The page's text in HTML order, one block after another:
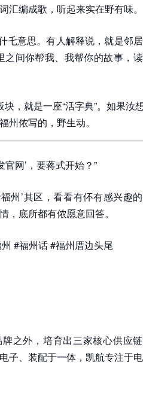
编成歌，听起来实在野有味。
乇意思。有人解释说，就是邻
间你帮我、我帮你的故事，
，就是一座“活字典”。如果汝
侬写的，野生动。
网’，要蒋式开始？”
州’其区，看看有伓有感兴趣
底所都有侬愿意回答。
#福州话 #福州厝边头尾
之外，培育出三家核心供应
子、装配于一体，凯航专注于